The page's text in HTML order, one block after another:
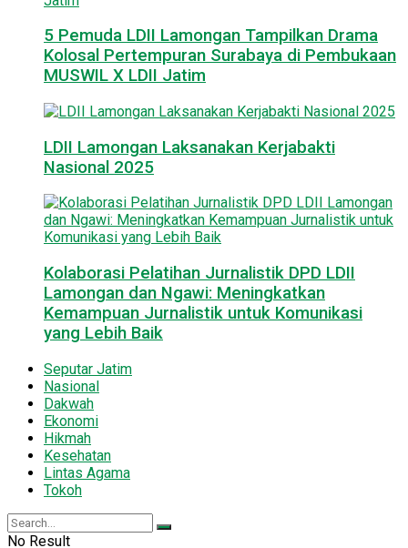
5 Pemuda LDII Lamongan Tampilkan Drama
Kolosal Pertempuran Surabaya di Pembukaan
MUSWIL X LDII Jatim
LDII Lamongan Laksanakan Kerjabakti
Nasional 2025
Kolaborasi Pelatihan Jurnalistik DPD LDII
Lamongan dan Ngawi: Meningkatkan
Kemampuan Jurnalistik untuk Komunikasi
yang Lebih Baik
Seputar Jatim
Nasional
Dakwah
Ekonomi
Hikmah
Kesehatan
Lintas Agama
Tokoh
No Result